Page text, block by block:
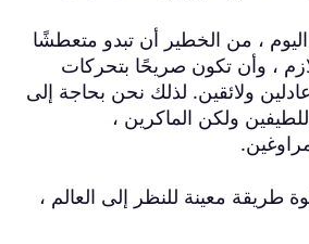
، من الخطير أن تبدو متعطشًا
، وأن تكون صريحًا بتحركات
ولائقين. لذلك نحن بحاجة إلى
ولكن الماكرين ،
طريقة معينة للنظر إلى العالم ،